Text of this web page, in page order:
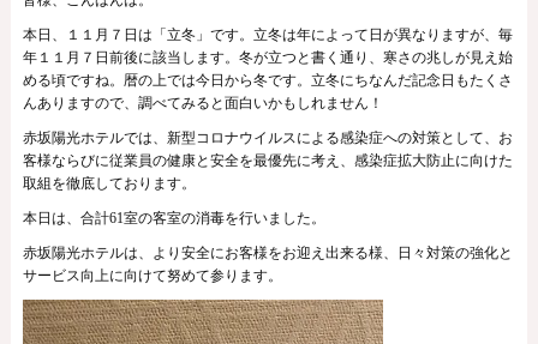
本日、１１月７日は「立冬」です。立冬は年によって日が異なりますが、毎
年１１月７日前後に該当します。冬が立つと書く通り、寒さの兆しが見え始
める頃ですね。暦の上では今日から冬です。立冬にちなんだ記念日もたくさ
んありますので、調べてみると面白いかもしれません！
赤坂陽光ホテルでは、新型コロナウイルスによる感染症への対策として、お
客様ならびに従業員の健康と安全を最優先に考え、感染症拡大防止に向けた
取組を徹底しております。
本日は、合計61室の客室の消毒を行いました。
赤坂陽光ホテルは、より安全にお客様をお迎え出来る様、日々対策の強化と
サービス向上に向けて努めて参ります。